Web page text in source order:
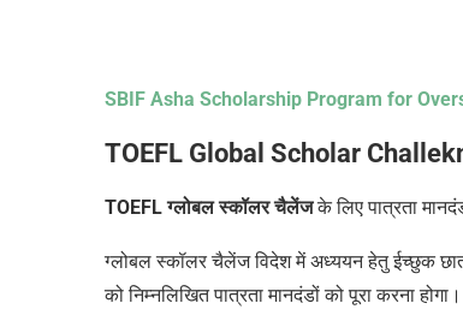
SBIF Asha Scholarship Program for
TOEFL Global Scholar
TOEFL ग्लोबल स्कॉलर चैलेंजके लिए पात्रता
ग्लोबल स्कॉलर चैलेंज विदेश में अध्ययन हेतु ईच्छुक
को निम्नलिखित पात्रता मानदंडों को पूरा करना होगा।